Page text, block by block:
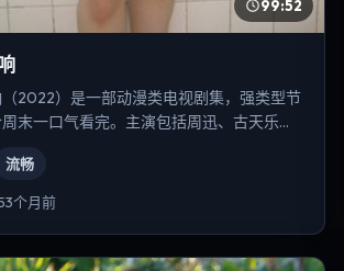
99:52
2022）是一部动漫类电视剧集，强类型节
末一口气看完。主演包括周迅、古天乐、
流畅
个月前